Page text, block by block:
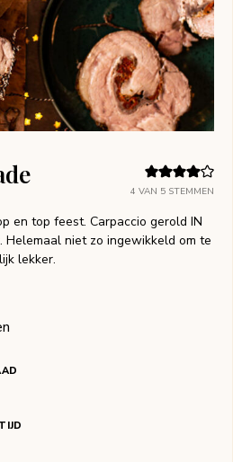
4 VAN 5 STEMMEN
en top feest. Carpaccio gerold IN
Helemaal niet zo ingewikkeld om te
lekker.